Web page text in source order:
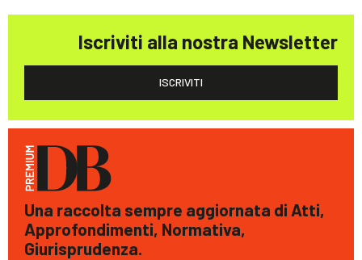
Iscriviti alla nostra Newsletter
ISCRIVITI
Una raccolta sempre aggiornata di Atti,
Approfondimenti, Normativa,
Giurisprudenza.